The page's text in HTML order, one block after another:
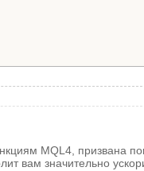
MQL4, призвана
вам значительно